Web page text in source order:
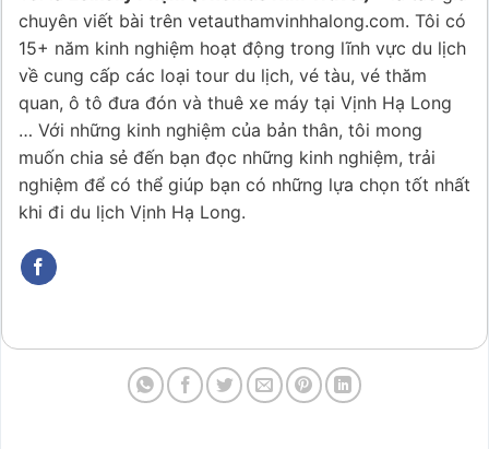
chuyên viết bài trên vetauthamvinhhalong.com. Tôi có
15+ năm kinh nghiệm hoạt động trong lĩnh vực du lịch
về cung cấp các loại tour du lịch, vé tàu, vé thăm
quan, ô tô đưa đón và thuê xe máy tại Vịnh Hạ Long
… Với những kinh nghiệm của bản thân, tôi mong
muốn chia sẻ đến bạn đọc những kinh nghiệm, trải
nghiệm để có thể giúp bạn có những lựa chọn tốt nhất
khi đi du lịch Vịnh Hạ Long.